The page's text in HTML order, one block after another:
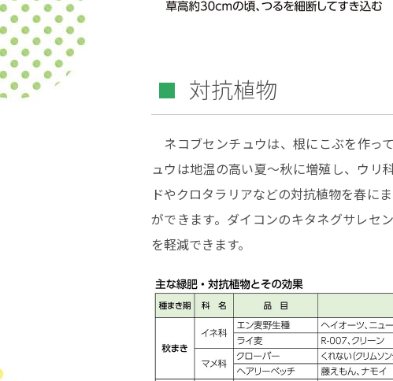
対抗植物
ネコブセンチュウは、根にこぶを作っ
ュウは地温の高い夏～秋に増殖し、ウリ
ドやクロタラリアなどの対抗植物を春に
ができます。ダイコンのキタネグサレセ
を軽減できます。